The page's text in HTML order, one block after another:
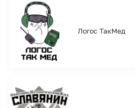
Логос ТакМед